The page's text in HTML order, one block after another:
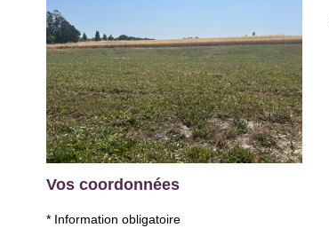
Vos coordonnées
* Information obligatoire